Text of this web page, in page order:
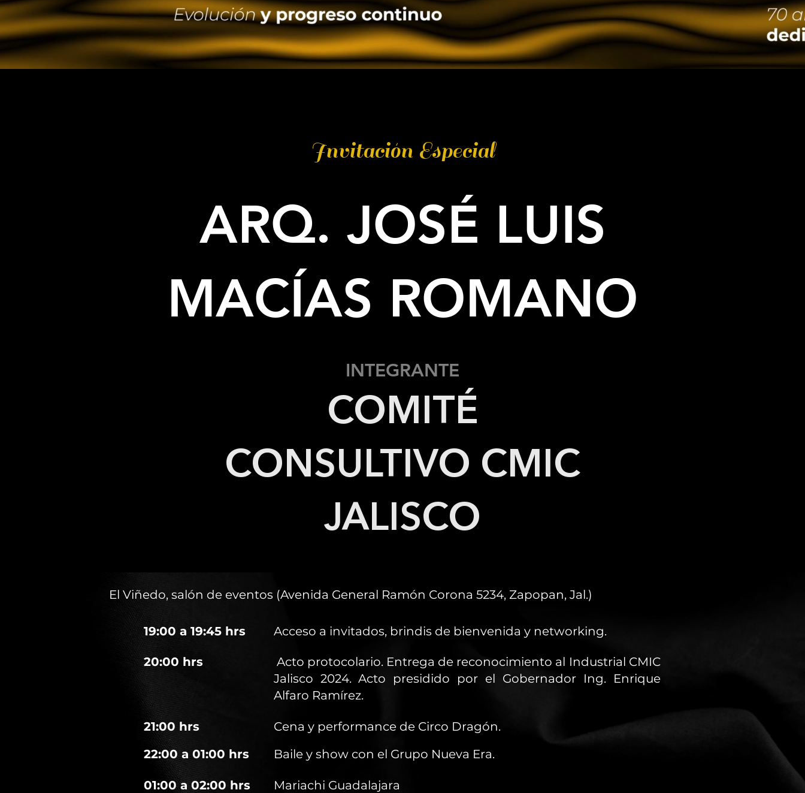
Invitación Especial
ARQ. JOSÉ LUIS
MACÍAS ROMANO
INTEGRANTE
COMITÉ
CONSULTIVO CMIC
JALISCO
El Viñedo, salón de eventos (Avenida General Ramón Corona 5234, Zapopan, Jal.)
19:00 a 19:45 hrs Acceso a invitados, brindis de bienvenida y networking.
20:00 hrs
Acto protocolario. Entrega de reconocimiento al Industrial CMIC
Jalisco 2024. Acto presidido por el Gobernador Ing. Enrique
Alfaro Ramírez.
21:00 hrs
Cena y performance de Circo Dragón.
22:00 a 01:00 hrs
Baile y show con el Grupo Nueva Era.
01:00 a 02:00 hrs Mariachi Guadalajara